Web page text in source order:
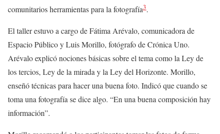
comunitarios herramientas para la fotografía3.
El taller estuvo a cargo de Fátima Arévalo, comunicadora de
Espacio Público y Luis Morillo, fotógrafo de Crónica Uno.
Arévalo explicó nociones básicas sobre el tema como la Ley de
los tercios, Ley de la mirada y la Ley del Horizonte. Morillo,
enseñó técnicas para hacer una buena foto. Indicó que cuando se
toma una fotografía se dice algo. “En una buena composición hay
información”.